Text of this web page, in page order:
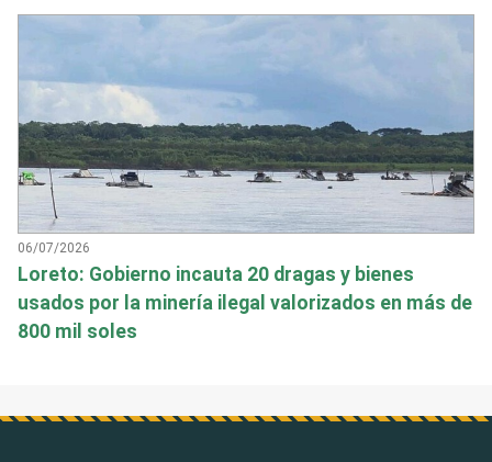
06/07/2026
Loreto: Gobierno incauta 20 dragas y bienes
usados por la minería ilegal valorizados en más de
800 mil soles